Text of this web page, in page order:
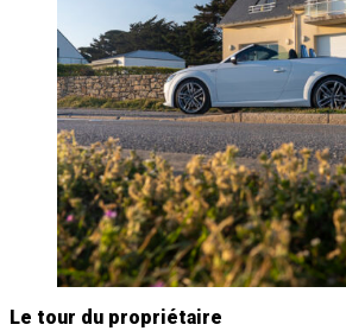
Le tour du propriétaire